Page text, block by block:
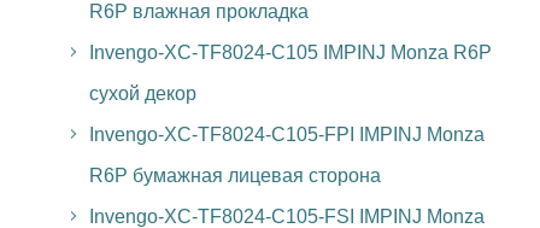
R6P влажная прокладка
Invengo-XC-TF8024-C105 IMPINJ Monza R6P
сухой декор
Invengo-XC-TF8024-C105-FPI IMPINJ Monza
R6P бумажная лицевая сторона
Invengo-XC-TF8024-C105-FSI IMPINJ Monza